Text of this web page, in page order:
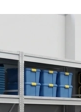
Металлообработка
Производства с ЧПУ
Ремонтная и
Производство